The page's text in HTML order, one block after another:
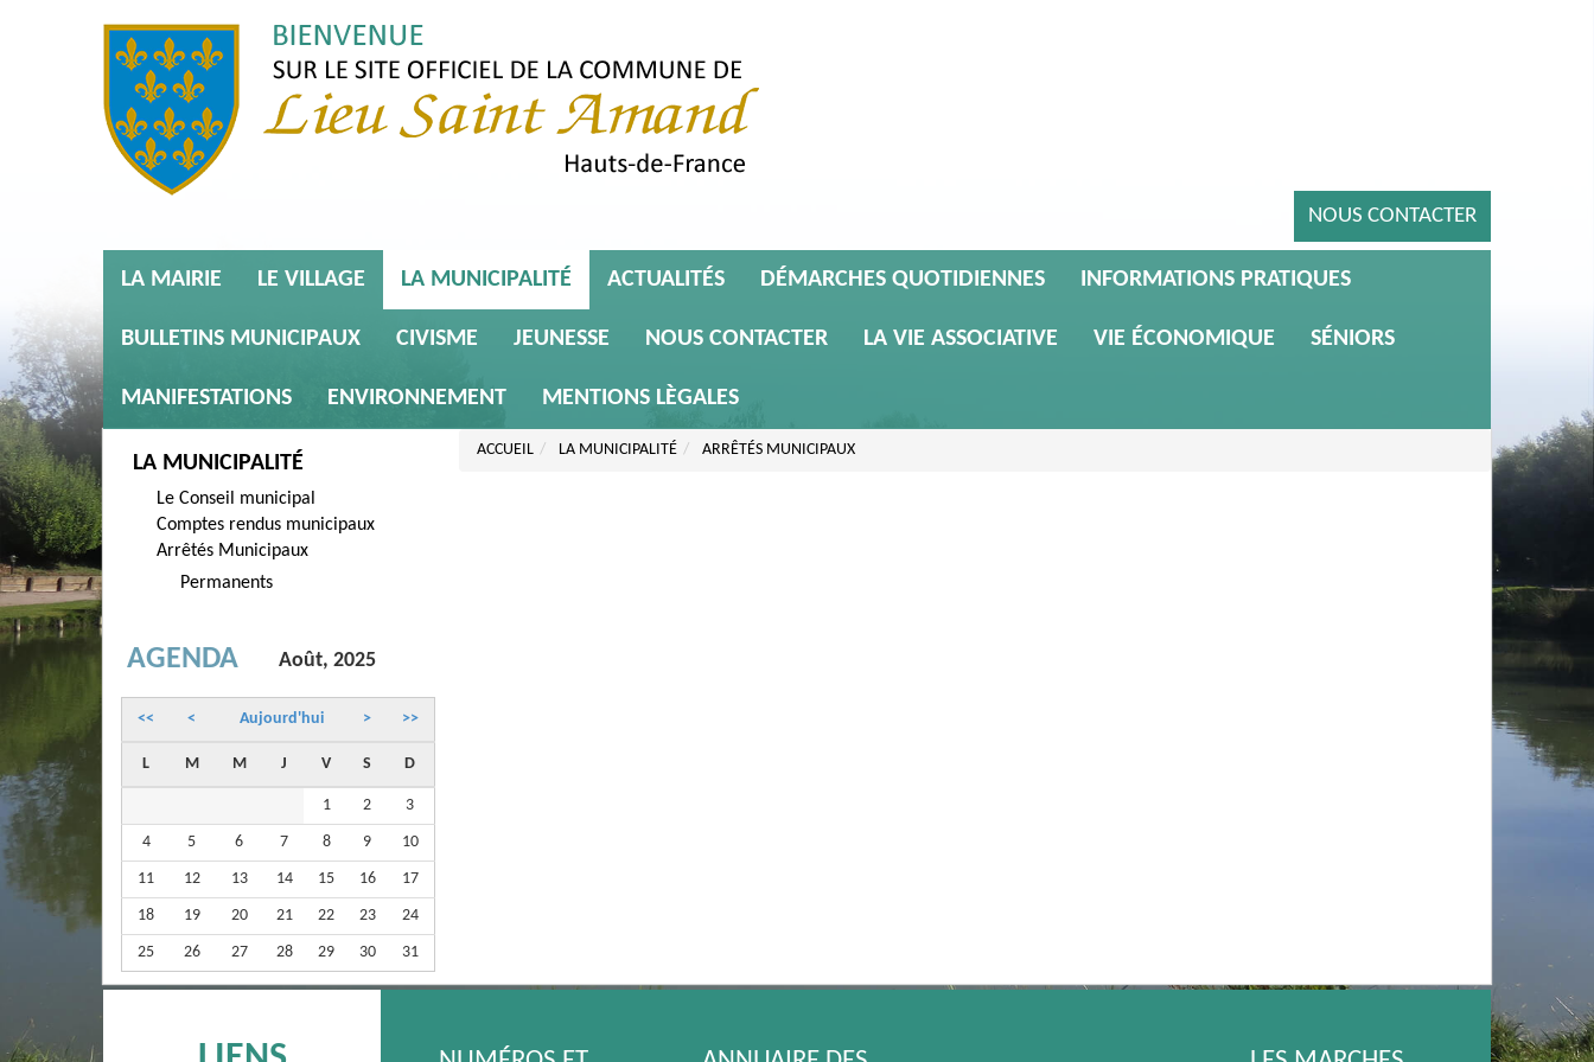
NOUS CONTACTER
LA MAIRIE LE VILLAGE LA MUNICIPALITÉ ACTUALITÉS DÉMARCHES QUOTIDIENNES INFORMATIONS PRATIQUES
BULLETINS MUNICIPAUX CIVISME JEUNESSE NOUS CONTACTER LA VIE ASSOCIATIVE VIE ÉCONOMIQUE SÉNIORS
MANIFESTATIONS ENVIRONNEMENT MENTIONS LÈGALES
LA MUNICIPALITÉ
Le Conseil municipal
Comptes rendus municipaux
Arrêtés Municipaux
Permanents
AGENDA Août, 2025
<< < Aujourd'hui > >>
L M M J V S D
1 2 3
4 5 6 7 8 9 10
11 12 13 14 15 16 17
18 19 20 21 22 23 24
25 26 27 28 29 30 31
ACCUEIL LA MUNICIPALITÉ ARRÊTÉS MUNICIPAUX